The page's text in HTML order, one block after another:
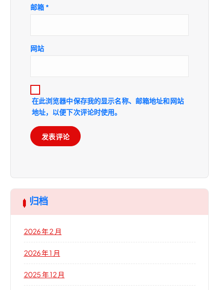
邮箱 *
网站
在此浏览器中保存我的显示名称、邮箱地址和网站
地址，以便下次评论时使用。
归档
2026 年 2 月
2026 年 1 月
2025 年 12 月